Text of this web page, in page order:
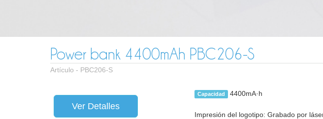
Power bank 4400mAh PBC206-S
Artículo - PBC206-S
Capacidad 4400mA·h
Impresión del logotipo: Grabado por
Ver Detalles